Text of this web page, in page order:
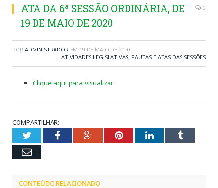
ATA DA 6ª SESSÃO ORDINÁRIA, DE
19 DE MAIO DE 2020
0
POR ADMINISTRADOR EM 19 DE MAIO DE 2020
ATIVIDADES LEGISLATIVAS, PAUTAS E ATAS DAS SESSÕES
Clique aqui para visualizar
COMPARTILHAR:
TwitterFacebookGoogle+PinterestLinkedInTumblr
Email
CONTEÚDO RELACIONADO